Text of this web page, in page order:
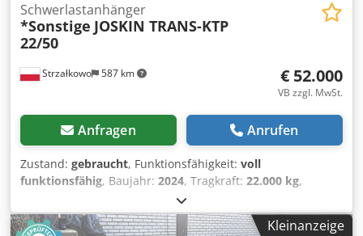
Strzałkowo 587 km
Schwerlastanhänger
*Sonstige JOSKIN TRANS-KTP
22/50
€ 52.000
VB zzgl. MwSt.
Anfragen Anrufen
Zustand: gebraucht, Funktionsfähigkeit: voll
funktionsfähig, Baujahr: 2024, Tragkraft: 22.000 kg,
Schwerlastanhänger Chjdju Rivnspfx Acyoa Zustand:
Neugerät Zustand Technisch: Neu
Kleinanzeige